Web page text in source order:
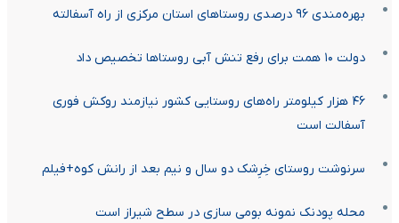
بهره‌مندی ۹۶ درصدی روستاهای استان مرکزی از راه آسفالته
دولت ۱۰ همت برای رفع تنش آبی روستاها تخصیص داد
۴۶ هزار کیلومتر راه‌های روستایی کشور نیازمند روکش فوری
آسفالت است
سرنوشت روستای خِرِشک دو سال و نیم بعد از رانش کوه+فیلم
محله پودنک نمونه بومی سازی در سطح شیراز است